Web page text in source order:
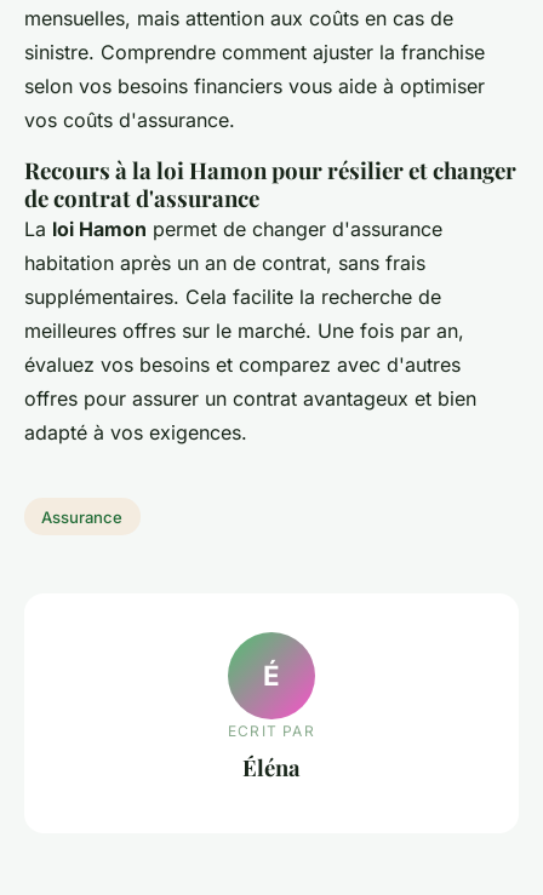
mensuelles, mais attention aux coûts en cas de
sinistre. Comprendre comment ajuster la franchise
selon vos besoins financiers vous aide à optimiser
vos coûts d'assurance.
Recours à la loi Hamon pour résilier et changer
de contrat d'assurance
La loi Hamon permet de changer d'assurance
habitation après un an de contrat, sans frais
supplémentaires. Cela facilite la recherche de
meilleures offres sur le marché. Une fois par an,
évaluez vos besoins et comparez avec d'autres
offres pour assurer un contrat avantageux et bien
adapté à vos exigences.
Assurance
É
ECRIT PAR
Éléna